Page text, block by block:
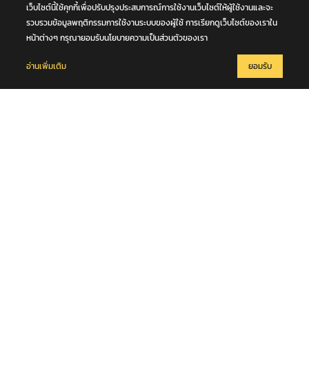
หนุ่มวัย 21 ปีขับขี่รถจักรยานยนต์ชนกับรถอเนกประสงค์ เสียชีวิตกลาง
ถนนพุทธมณฑล สาย 4 จ.นครปฐม
เว็บไซต์นี้ใช้คุกกี้เพื่อปรับปรุงประสบการณ์การใช้งานเว็บไซต์ให้ผู้ใช้งานและจะ
รวบรวมข้อมูลพฤติกรรมการใช้งานระบบของผู้ใช้ การเรียกดูเว็บไซต์ของเราใน
หน้าต่างๆ กรุณายอมรับนโยบายความเป็นส่วนตัวของเรา
อ่านเพิ่มเติม ยอมรับ